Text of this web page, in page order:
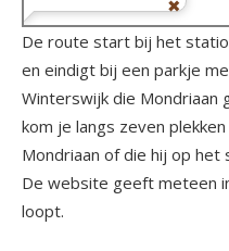
De route start bij het
en eindigt bij een parkje
Winterswijk die Mondriaan
kom je langs zeven
Mondriaan of die hij op
De website geeft meteen
loopt.